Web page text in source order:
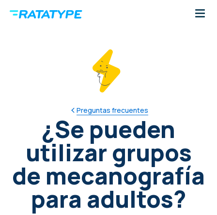
Preguntas frecuentes
¿Se pueden
utilizar grupos
de mecanografía
para adultos?